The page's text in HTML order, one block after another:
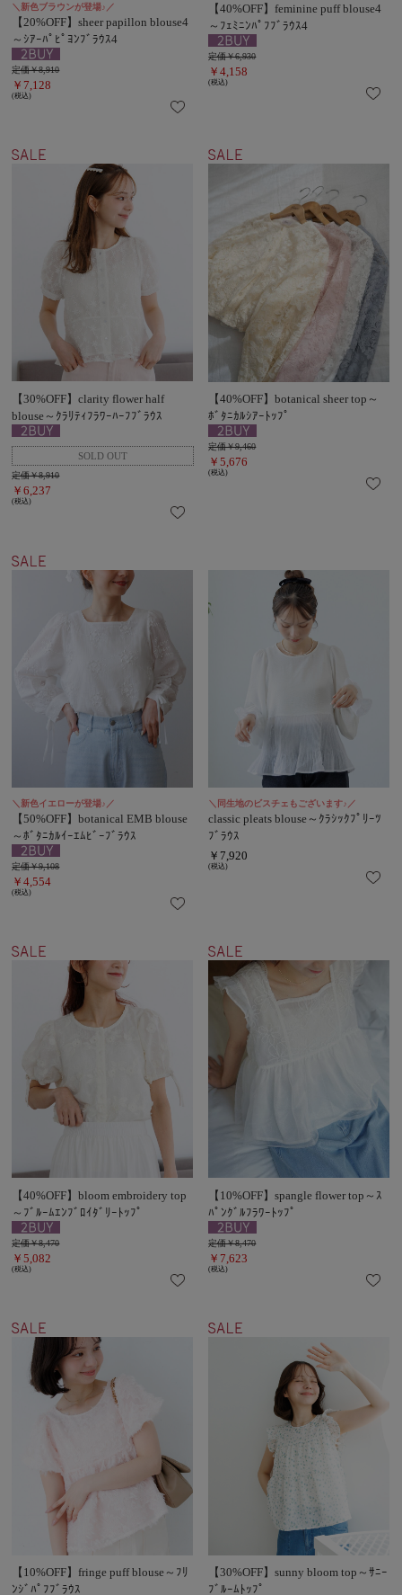
＼新色ブラウンが登場♪／
【20%OFF】sheer papillon blouse4
～ｼｱｰﾊﾟﾋﾟﾖﾝﾌﾞﾗｳｽ4
定価￥8,910
￥7,128
(税込)
【40%OFF】feminine puff blouse4
～ﾌｪﾐﾆﾝﾊﾟﾌﾌﾞﾗｳｽ4
定価￥6,930
￥4,158
(税込)
【30%OFF】clarity flower half
blouse～ｸﾗﾘﾃｨﾌﾗﾜｰﾊｰﾌﾌﾞﾗｳｽ
定価￥8,910
￥6,237
(税込)
【40%OFF】botanical sheer top～
ﾎﾞﾀﾆｶﾙｼｱｰﾄｯﾌﾟ
定価￥9,460
￥5,676
(税込)
＼新色イエローが登場♪／
【50%OFF】botanical EMB blouse
～ﾎﾞﾀﾆｶﾙｲｰｴﾑﾋﾞｰﾌﾞﾗｳｽ
定価￥9,108
￥4,554
(税込)
＼同生地のビスチェもございます♪／
classic pleats blouse～ｸﾗｼｯｸﾌﾟﾘｰﾂ
ﾌﾞﾗｳｽ
￥7,920
(税込)
【40%OFF】bloom embroidery top
～ﾌﾞﾙｰﾑｴﾝﾌﾞﾛｲﾀﾞﾘｰﾄｯﾌﾟ
定価￥8,470
￥5,082
(税込)
【10%OFF】spangle flower top～ｽ
ﾊﾟﾝｸﾞﾙﾌﾗﾜｰﾄｯﾌﾟ
定価￥8,470
￥7,623
(税込)
【10%OFF】fringe puff blouse～ﾌﾘ
ﾝｼﾞﾊﾟﾌﾌﾞﾗｳｽ
【30%OFF】sunny bloom top～ｻﾆｰ
ﾌﾞﾙｰﾑﾄｯﾌﾟ